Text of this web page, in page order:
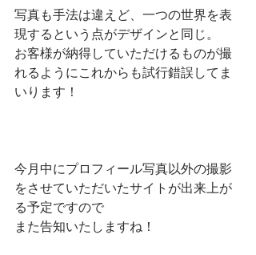
写真も手法は違えど、一つの世界を表
現するという点がデザインと同じ。
お客様が納得していただけるものが撮
れるようにこれからも試行錯誤してま
いります！
今月中にプロフィール写真以外の撮影
をさせていただいたサイトが出来上が
る予定ですので
また告知いたしますね！